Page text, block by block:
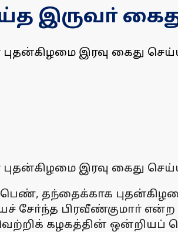
இருவா்
இரவு கைது
இரவு கைது
பெண், தந்தைக்காக
சோ்ந்த பிரவீண்குமாா்
கழகத்தின் ஒன்றியப்